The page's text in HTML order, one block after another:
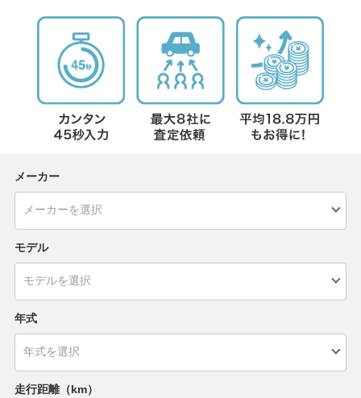
メーカー
モデル
年式
走行距離（km）